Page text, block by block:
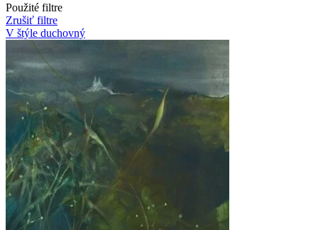
Použité filtre
Zrušiť filtre
V štýle duchovný